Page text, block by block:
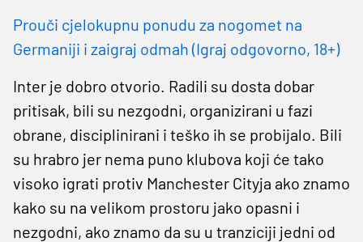
Prouči cjelokupnu ponudu za nogomet na
Germaniji i zaigraj odmah (Igraj odgovorno, 18+)
Inter je dobro otvorio. Radili su dosta dobar
pritisak, bili su nezgodni, organizirani u fazi
obrane, disciplinirani i teško ih se probijalo. Bili
su hrabro jer nema puno klubova koji će tako
visoko igrati protiv Manchester Cityja ako znamo
kako su na velikom prostoru jako opasni i
nezgodni, ako znamo da su u tranziciji jedni od